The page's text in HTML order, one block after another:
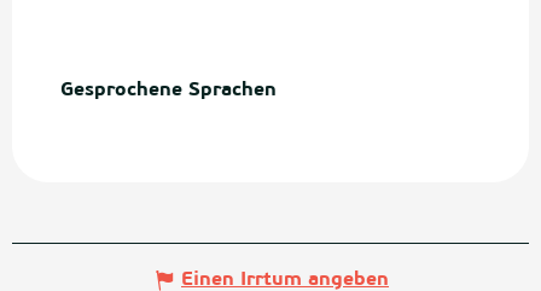
Gesprochene Sprachen
Gesprochene Sprachen
Einen Irrtum angeben